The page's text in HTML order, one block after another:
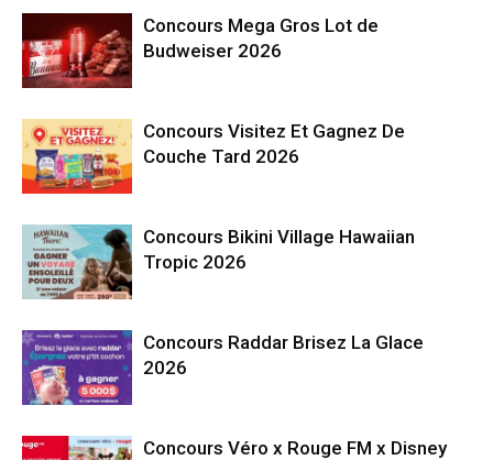
Concours Mega Gros Lot de
Budweiser 2026
Concours Visitez Et Gagnez De
Couche Tard 2026
Concours Bikini Village Hawaiian
Tropic 2026
Concours Raddar Brisez La Glace
2026
Concours Véro x Rouge FM x Disney